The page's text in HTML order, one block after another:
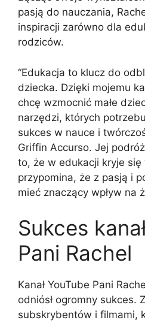
pasją do nauczania,
inspiracji zarówno dla
rodziców.
“Edukacja to klucz do
dziecka. Dzięki mojemu
chcę wzmocnić małe
narzędzi, których
sukces w nauce i
Griffin Accurso. Jej
to, że w edukacji kryje
przypomina, że z pasją i
mieć znaczący wpływ na
Sukces
Pani Rachel
Kanał YouTube Pani
odniósł ogromny sukces.
subskrybentów i filmami,